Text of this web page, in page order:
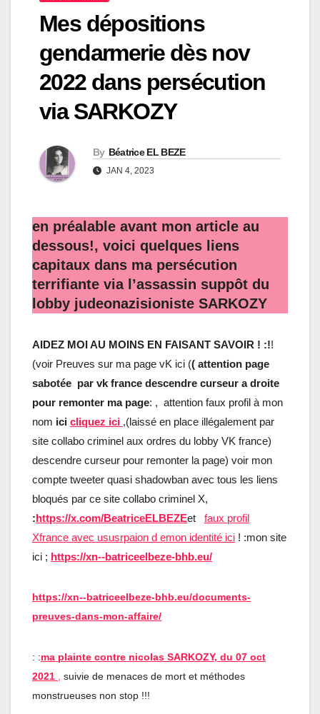
Mes dépositions
gendarmerie dès nov
2022 dans persécution
via SARKOZY
By Béatrice EL BEZE
JAN 4, 2023
en préalable avant mon article au
dessous!, voici quelques liens
capitaux dans ma persécution
terrifiante via l’assassin suppôt du
lobby judeonazisioniste SARKOZY
AIDEZ MOI AU MOINS EN FAISANT SAVOIR ! :!!
(voir Preuves sur ma page vK ici (( attention page
sabotée par vk france descendre curseur a droite
pour remonter ma page: , attention faux profil à mon
nom ici cliquez ici ,(laissé en place illégalement par
site collabo criminel aux ordres du lobby VK france)
descendre curseur pour remonter la page) voir mon
compte tweeter quasi shadowban avec tous les liens
bloqués par ce site collabo criminel X,
: https://x.com/BeatriceELBEZEet faux profil
Xfrance avec ususrpaion d emon identité ici ! :mon site
ici ; https://xn--batriceelbeze-bhb.eu/
https://xn--batriceelbeze-bhb.eu/documents-
preuves-dans-mon-affaire/
: :ma plainte contre nicolas SARKOZY, du 07 oct
2021 , suivie de menaces de mort et méthodes
monstrueuses non stop !!!